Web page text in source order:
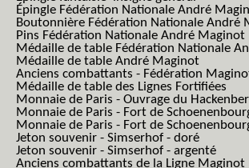
Épingle Fédération Nationale André
Boutonnière Fédération Nationale André
Pins Fédération Nationale André Maginot
Médaille de table Fédération Nationale
Médaille de table André Maginot
Anciens combattants - Fédération
Médaille de table des Lignes Fortifiées
Monnaie de Paris - Ouvrage du
Monnaie de Paris - Fort de
Monnaie de Paris - Fort de
Jeton souvenir - Simserhof - doré
Jeton souvenir - Simserhof - argenté
Anciens combattants de la Ligne Maginot